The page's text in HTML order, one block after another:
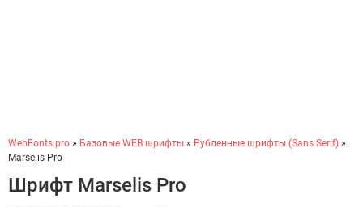
WebFonts.pro » Базовые WEB шрифты » Рубленные шрифты (Sans Serif) »
Marselis Pro
Шрифт Marselis Pro